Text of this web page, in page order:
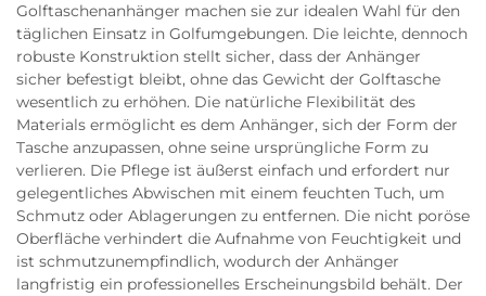
Golftaschenanhänger machen sie zur idealen Wahl für den
täglichen Einsatz in Golfumgebungen. Die leichte, dennoch
robuste Konstruktion stellt sicher, dass der Anhänger
sicher befestigt bleibt, ohne das Gewicht der Golftasche
wesentlich zu erhöhen. Die natürliche Flexibilität des
Materials ermöglicht es dem Anhänger, sich der Form der
Tasche anzupassen, ohne seine ursprüngliche Form zu
verlieren. Die Pflege ist äußerst einfach und erfordert nur
gelegentliches Abwischen mit einem feuchten Tuch, um
Schmutz oder Ablagerungen zu entfernen. Die nicht poröse
Oberfläche verhindert die Aufnahme von Feuchtigkeit und
ist schmutzunempfindlich, wodurch der Anhänger
langfristig ein professionelles Erscheinungsbild behält. Der